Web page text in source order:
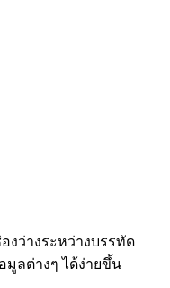
งว่างระหว่างบรรทัด
มูลต่างๆ ได้ง่ายขึ้น